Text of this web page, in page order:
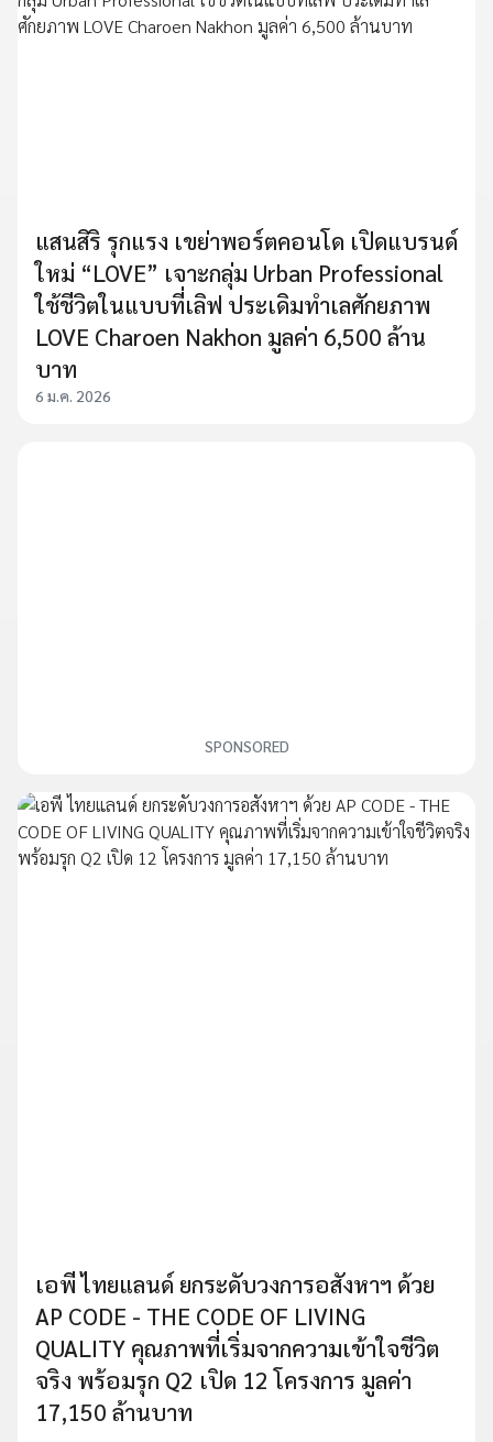
แสนสิริ รุกแรง เขย่าพอร์ตคอนโด เปิดแบรนด์
ใหม่ “LOVE” เจาะกลุ่ม Urban Professional
ใช้ชีวิตในแบบที่เลิฟ ประเดิมทำเลศักยภาพ
LOVE Charoen Nakhon มูลค่า 6,500 ล้าน
บาท
6 ม.ค. 2026
SPONSORED
เอพี ไทยแลนด์ ยกระดับวงการอสังหาฯ ด้วย
AP CODE - THE CODE OF LIVING
QUALITY คุณภาพที่เริ่มจากความเข้าใจชีวิต
จริง พร้อมรุก Q2 เปิด 12 โครงการ มูลค่า
17,150 ล้านบาท